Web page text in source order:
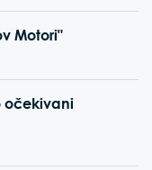
Motori"
očekivani